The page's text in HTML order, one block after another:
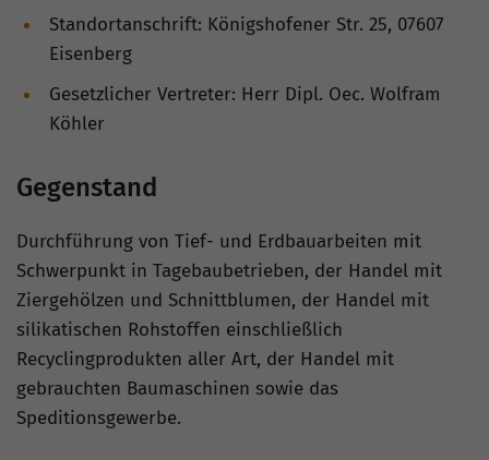
Standortanschrift: Königshofener Str. 25, 07607
Eisenberg
Gesetzlicher Vertreter: Herr Dipl. Oec. Wolfram
Köhler
Gegenstand
Durchführung von Tief- und Erdbauarbeiten mit
Schwerpunkt in Tagebaubetrieben, der Handel mit
Ziergehölzen und Schnittblumen, der Handel mit
silikatischen Rohstoffen einschließlich
Recyclingprodukten aller Art, der Handel mit
gebrauchten Baumaschinen sowie das
Speditionsgewerbe.